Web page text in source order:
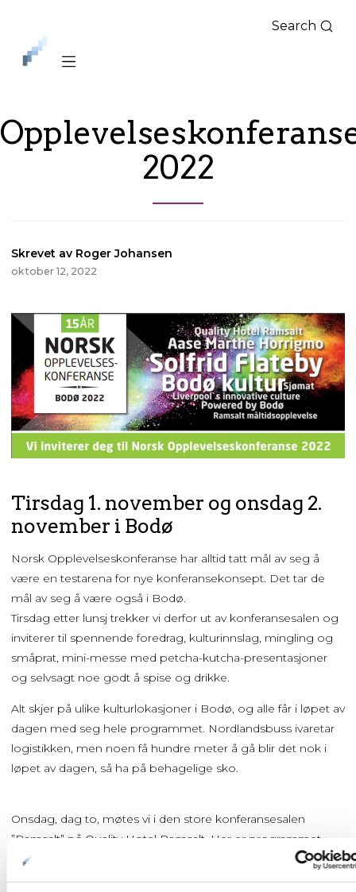
iLag
Nord
Norge
Search
2022
Skrevet av Roger Johansen
oktober 12, 2022
Tirsdag 1. november og onsdag 2.
november i Bodø
Norsk Opplevelseskonferanse har alltid tatt mål av seg å
være en testarena for nye konferansekonsept. Det tar de
mål av seg å være også i Bodø.
Tirsdag etter lunsj trekker vi derfor ut av konferansesalen og
inviterer til spennende foredrag, kulturinnslag, mingling og
småprat, mini-messe med petcha-kutcha-presentasjoner
og selvsagt noe godt å spise og drikke.
Alt skjer på ulike kulturlokasjoner i Bodø, og alle får i løpet av
dagen med seg hele programmet. Nordlandsbuss ivaretar
logistikken, men noen få hundre meter å gå blir det nok i
løpet av dagen, så ha på behagelige sko.
Onsdag, dag to, møtes vi i den store konferansesalen
”Ramsalt” på Quality Hotel Ramsalt. Her er programmet
smekkfullt av interessante innslag, og også her vil det skje
overraskelser underveis…